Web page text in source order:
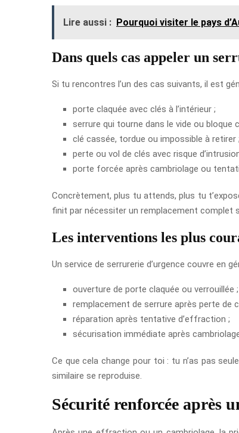
Lire aussi : Pourquoi visiter le pays
Dans quels cas appeler un
Si tu rencontres l’un des cas suivants, il est
porte claquée avec clés à l’intérieur ;
serrure qui tourne dans le vide ou bloque
clé cassée, tordue ou impossible à retirer ;
perte ou vol de clés avec risque
porte forcée après cambriolage ou
Concrètement, plus tu attends, plus tu
finit par nécessiter un remplacement complet
Les interventions les plus
Un service de serrurerie d’urgence couvre en
ouverture de porte claquée ou verrouillée ;
remplacement de serrure après perte de
réparation après tentative d’effraction ;
sécurisation immédiate après
Ce que cela change pour toi : tu n’as pas
similaire se reproduise.
Sécurité renforcée après